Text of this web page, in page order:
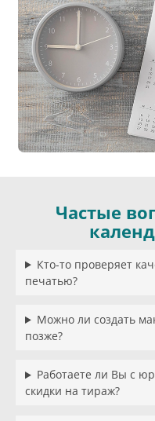
Частые
Кто-то проверяет
печатью?
Можно ли создать
позже?
Работаете ли Вы с
скидки на тираж?